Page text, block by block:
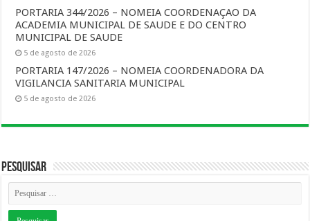
PORTARIA 344/2026 – NOMEIA COORDENAÇAO DA
ACADEMIA MUNICIPAL DE SAUDE E DO CENTRO
MUNICIPAL DE SAUDE
5 de agosto de 2026
PORTARIA 147/2026 – NOMEIA COORDENADORA DA
VIGILANCIA SANITARIA MUNICIPAL
5 de agosto de 2026
Pesquisar